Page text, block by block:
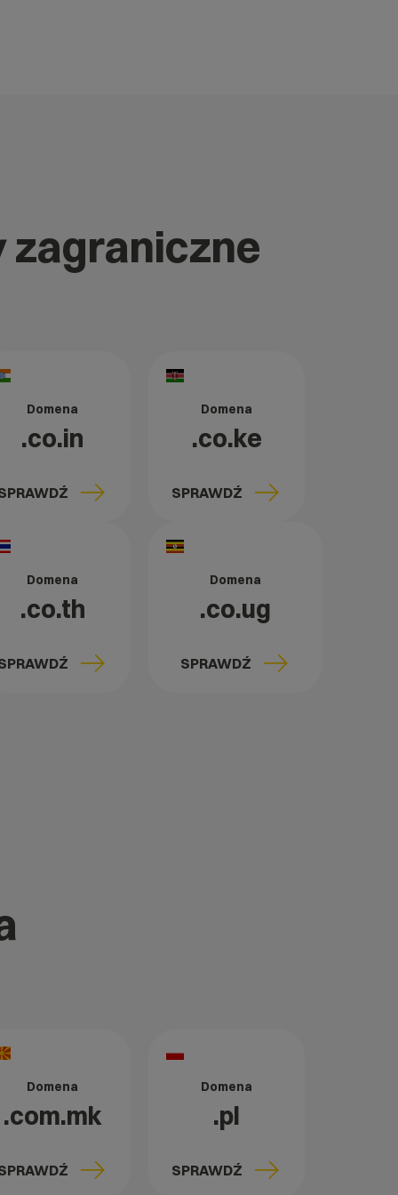
zagraniczne
Domena
.co.in
Domena
.co.ke
SPRAWDŹ
Domena
.co.th
Domena
.co.ug
SPRAWDŹ
Domena
.com.mk
Domena
.pl
SPRAWDŹ